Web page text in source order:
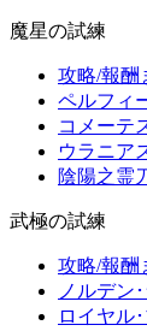
魔星の試練
攻略/報酬
ペルフィ
コメーテ
ウラニア
陰陽之霊
武極の試練
攻略/報酬
ノルデン
ロイヤル